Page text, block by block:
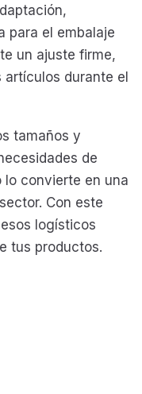
para el embalaje
un ajuste firme,
durante el
tamaños y
de
lo convierte en una
Con este
logísticos
tus productos.